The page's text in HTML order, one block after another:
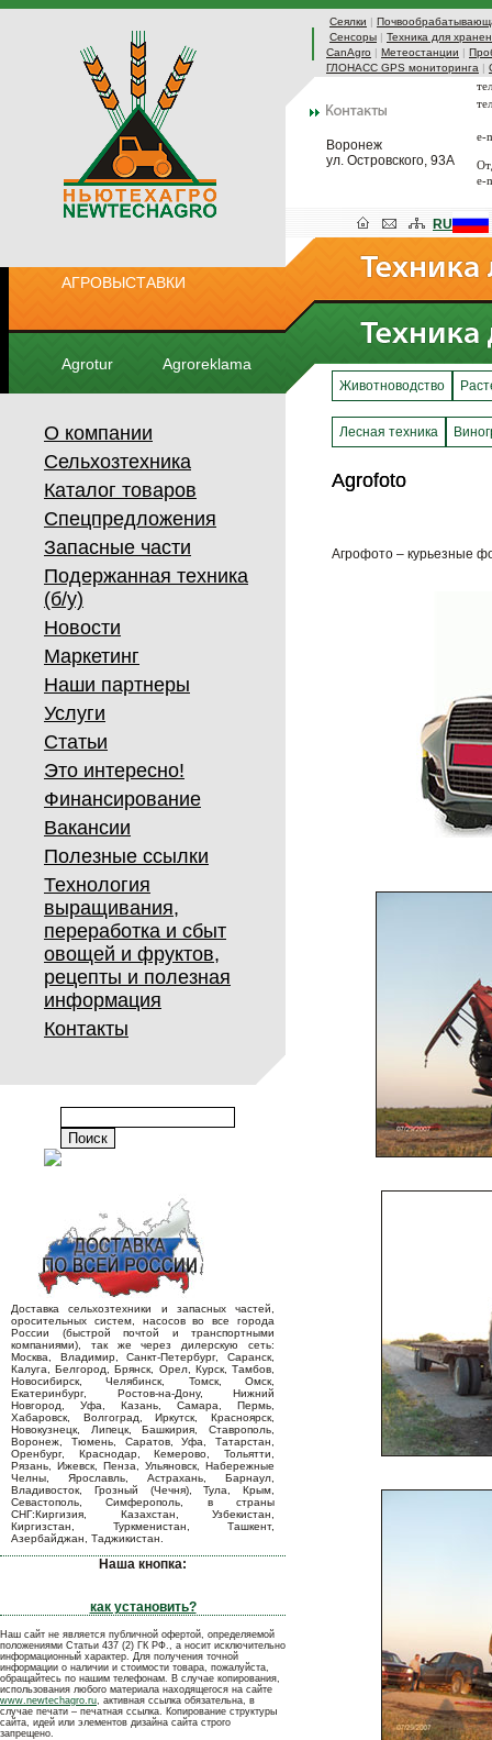
Сеялки |
Сенсоры | Техника для
CanAgro | Метеостанции |
ГЛОНАСС GPS мониторинга |
Воронеж
ул. Островского, 93А
e-
e-
АГРОВЫСТАВКИ
Agrotur Agroreklama
RU
О компании
Сельхозтехника
Каталог товаров
Спецпредложения
Запасные части
Подержанная техника
(б/у)
Новости
Маркетинг
Наши партнеры
Услуги
Статьи
Это интересно!
Финансирование
Вакансии
Полезные ссылки
Технология
выращивания,
переработка и сбыт
овощей и фруктов,
рецепты и полезная
информация
Контакты
Доставка сельхозтехники и запасных частей,
оросительных систем, насосов во все города
России (быстрой почтой и транспортными
компаниями), так же через дилерскую сеть:
Москва, Владимир, Санкт-Петербург, Саранск,
Калуга, Белгород, Брянск, Орел, Курск, Тамбов,
Новосибирск, Челябинск, Томск, Омск,
Екатеринбург, Ростов-на-Дону, Нижний
Новгород, Уфа, Казань, Самара, Пермь,
Хабаровск, Волгоград, Иркутск, Красноярск,
Новокузнецк, Липецк, Башкирия, Ставрополь,
Воронеж, Тюмень, Саратов, Уфа, Татарстан,
Оренбург, Краснодар, Кемерово, Тольятти,
Рязань, Ижевск, Пенза, Ульяновск, Набережные
Челны, Ярославль, Астрахань, Барнаул,
Владивосток, Грозный (Чечня), Тула, Крым,
Севастополь, Симферополь, в страны
СНГ:Киргизия, Казахстан, Узбекистан,
Киргизстан, Туркменистан, Ташкент,
Азербайджан, Таджикистан.
Наша кнопка:
как установить?
Наш сайт не является публичной офертой, определяемой
положениями Статьи 437 (2) ГК РФ., а носит исключительно
информационный характер. Для получения точной
информации о наличии и стоимости товара, пожалуйста,
обращайтесь по нашим телефонам. В случае копирования,
использования любого материала находящегося на сайте
www.newtechagro.ru, активная ссылка обязательна, в
случае печати – печатная ссылка. Копирование структуры
сайта, идей или элементов дизайна сайта строго
запрещено.
Животноводство
Лесная техника
Agrofoto
Agrofoto
Агрофото – курьезные